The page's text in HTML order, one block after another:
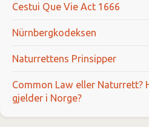
Cestui Que Vie Act 1666
Nürnbergkodeksen
Naturrettens Prinsipper
Common Law eller Naturrett?
gjelder i Norge?